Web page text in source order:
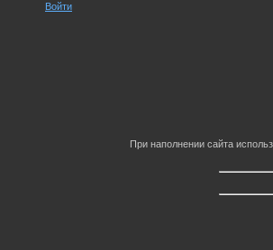
Войти
При наполнении сайта